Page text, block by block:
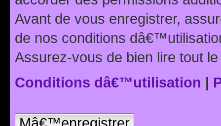
Avant de vous enregistrer,
de nos conditions
Assurez-vous de bien lire tout
Conditions dâ€™utilisation |
Mâ€™enregistrer